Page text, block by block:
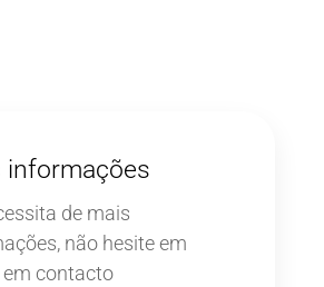
informações
de mais
não hesite em
contacto